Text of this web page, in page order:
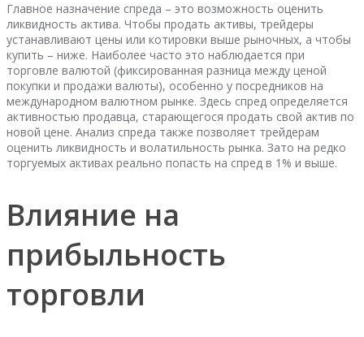
Главное назначение спреда – это возможность оценить
ликвидность актива. Чтобы продать активы, трейдеры
устанавливают цены или котировки выше рыночных, а чтобы
купить – ниже. Наиболее часто это наблюдается при
торговле валютой (фиксированная разница между ценой
покупки и продажи валюты), особенно у посредников на
международном валютном рынке. Здесь спред определяется
активностью продавца, старающегося продать свой актив по
новой цене. Анализ спреда также позволяет трейдерам
оценить ликвидность и волатильность рынка. Зато на редко
торгуемых активах реально попасть на спред в 1% и выше.
Влияние на
прибыльность
торговли